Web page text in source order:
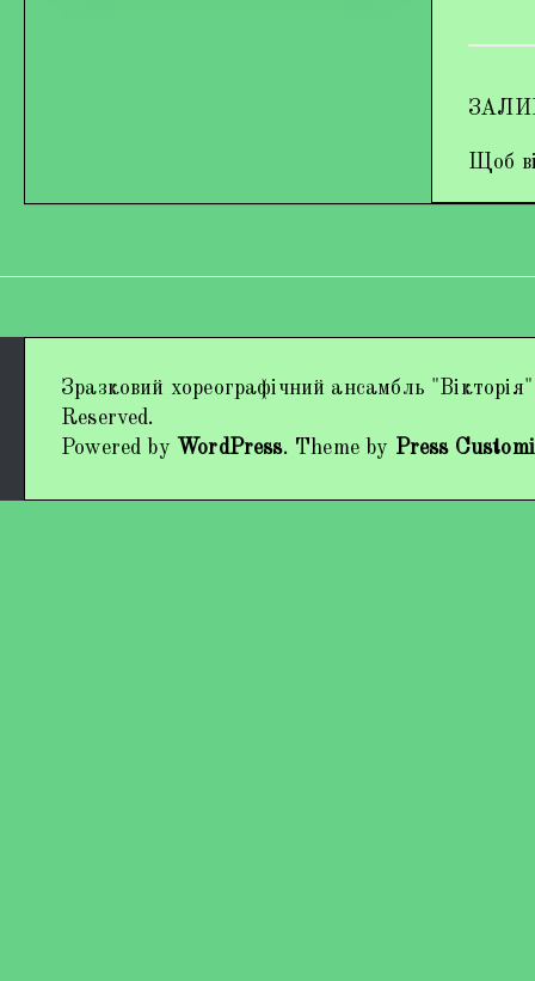
Щоб
Наші виступи
Працівники колективу
Зразковий хореографічний ансамбль
Reserved.
Powered by WordPress. Theme by Press